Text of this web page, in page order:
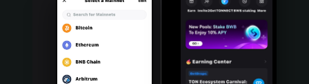
Português (Portugal)
Bahasa Indonesia